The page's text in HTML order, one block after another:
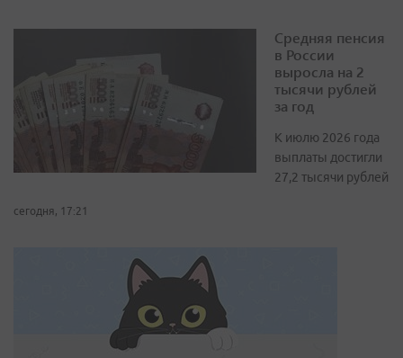
Средняя пенсия
в России
выросла на 2
тысячи рублей
за год
К июлю 2026 года
выплаты достигли
27,2 тысячи рублей
сегодня, 17:21